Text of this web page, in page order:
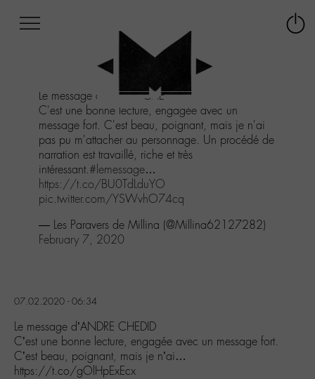
menu
Aller
contenu
Aller
recherche
Le message d’ANDRE CHEDID
C'est une bonne lecture, engagée avec un
message fort. C'est beau, poignant, mais je n'ai
pas pu m'attacher au personnage. Un procédé de
narration est travaillé, riche et très
intéressant.#lemessage…
https://t.co/BU0TdLduYO
pic.twitter.com/YSWvhO74cq
— Les Paravers de Millina (@Millina62127282)
February 7, 2020
07.02.2020 - 06:34
Le message d’ANDRE CHEDID
C’est une bonne lecture, engagée avec un message fort.
C’est beau, poignant, mais je n’ai…
https://t.co/gOlHpExEcx